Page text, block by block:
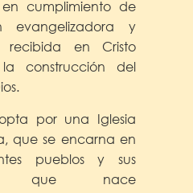
cumplimiento de
evangelizadora y
recibida en Cristo
la construcción del
por una Iglesia
que se encarna en
pueblos y sus
que nace